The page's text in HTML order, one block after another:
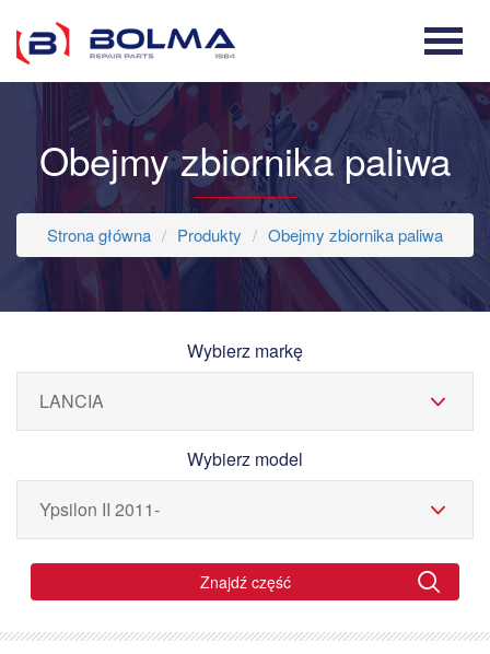
Obejmy zbiornika paliwa
Strona główna Produkty Obejmy zbiornika paliwa
Wybierz markę
Wybierz model
Znajdź część